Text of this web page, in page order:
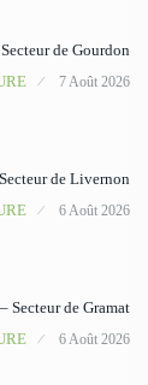
de Gourdon
7 Août 2026
de Livernon
6 Août 2026
Secteur de Gramat
6 Août 2026